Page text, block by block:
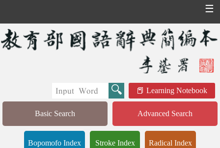
☰
Learning Notebook
Basic Search Advanced Search
Bopomofo Index Stroke Index Radical Index